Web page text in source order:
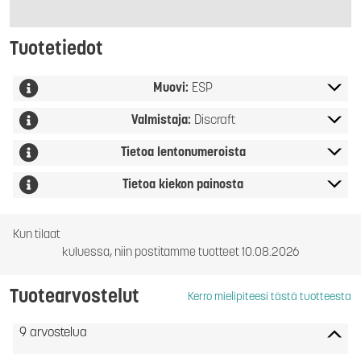
Tuotetiedot
Muovi: ESP
Valmistaja: Discraft
Tietoa lentonumeroista
Tietoa kiekon painosta
Kun tilaat
kuluessa, niin postitamme tuotteet 10.08.2026
Tuotearvostelut Kerro mielipiteesi tästä tuotteesta
9 arvostelua